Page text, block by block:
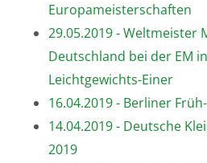
Europameisterschaften
29.05.2019 - Weltmeister
Deutschland bei der EM
Leichtgewichts-Einer
16.04.2019 - Berliner
14.04.2019 - Deutsche
2019